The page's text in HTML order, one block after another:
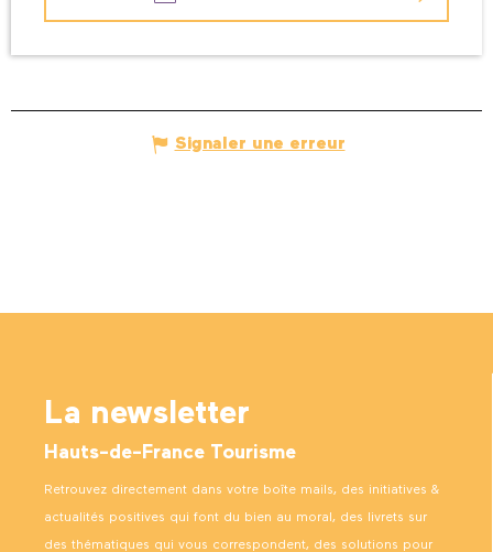
Signaler une erreur
La newsletter
Hauts-de-France Tourisme
Retrouvez directement dans votre boîte mails, des initiatives &
actualités positives qui font du bien au moral, des livrets sur
des thématiques qui vous correspondent, des solutions pour